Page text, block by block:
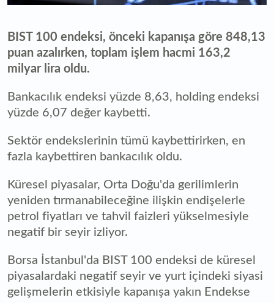
BIST 100 endeksi, önceki kapanışa göre 848,13
puan azalırken, toplam işlem hacmi 163,2
milyar lira oldu.
Bankacılık endeksi yüzde 8,63, holding endeksi
yüzde 6,07 değer kaybetti.
Sektör endekslerinin tümü kaybettirirken, en
fazla kaybettiren bankacılık oldu.
Küresel piyasalar, Orta Doğu'da gerilimlerin
yeniden tırmanabileceğine ilişkin endişelerle
petrol fiyatları ve tahvil faizleri yükselmesiyle
negatif bir seyir izliyor.
Borsa İstanbul'da BIST 100 endeksi de küresel
piyasalardaki negatif seyir ve yurt içindeki siyasi
gelişmelerin etkisiyle kapanışa yakın Endekse